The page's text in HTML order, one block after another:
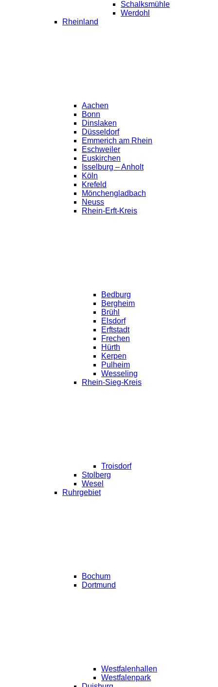
Schalksmühle
Werdohl
Rheinland
Aachen
Bonn
Dinslaken
Düsseldorf
Emmerich am Rhein
Eschweiler
Euskirchen
Isselburg – Anholt
Köln
Krefeld
Mönchengladbach
Neuss
Rhein-Erft-Kreis
Bedburg
Bergheim
Brühl
Elsdorf
Erftstadt
Frechen
Hürth
Kerpen
Pulheim
Wesseling
Rhein-Sieg-Kreis
Troisdorf
Stolberg
Wesel
Ruhrgebiet
Bochum
Dortmund
Westfalenhallen
Westfalenpark